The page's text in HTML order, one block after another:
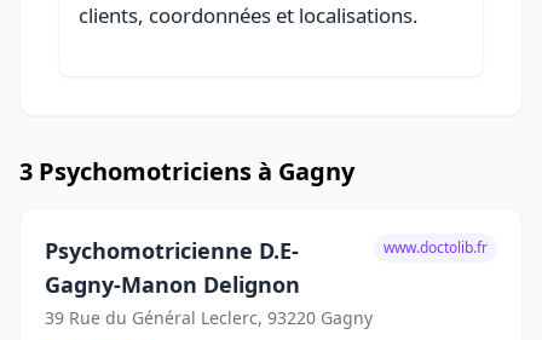
clients, coordonnées et localisations.
3 Psychomotriciens à Gagny
Psychomotricienne D.E-
Gagny-Manon Delignon
39 Rue du Général Leclerc, 93220 Gagny
www.doctolib.fr